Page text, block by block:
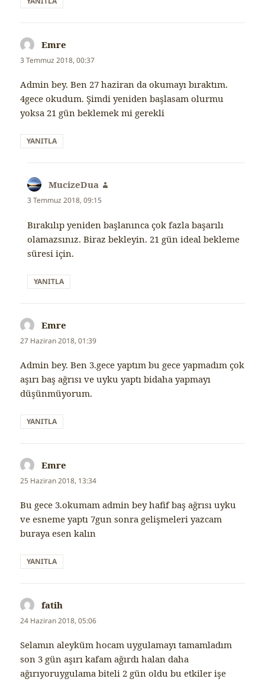
Emre
ki:
3 Temmuz 2018, 00:37
Admin bey. Ben 27 haziran da okumayı bıraktım.
4gece okudum. Şimdi yeniden başlasam olurmu
yoksa 21 gün beklemek mi gerekli
YANITLA
MucizeDua
3 Temmuz 2018, 09:15
Bırakılıp yeniden başlanınca çok fazla başarılı
olamazsınız. Biraz bekleyin. 21 gün ideal bekleme
süresi için.
YANITLA
Emre
ki:
27 Haziran 2018, 01:39
Admin bey. Ben 3.gece yaptım bu gece yapmadım çok
aşırı baş ağrısı ve uyku yaptı bidaha yapmayı
düşünmüyorum.
YANITLA
Emre
ki:
25 Haziran 2018, 13:34
Bu gece 3.okumam admin bey hafif baş ağrısı uyku
ve esneme yaptı 7gun sonra gelişmeleri yazcam
buraya esen kalın
YANITLA
fatih
ki:
24 Haziran 2018, 05:06
Selamın aleyküm hocam uygulamayı tamamladım
son 3 gün aşırı kafam ağırdı halan daha
ağırıyoruygulama biteli 2 gün oldu bu etkiler işe